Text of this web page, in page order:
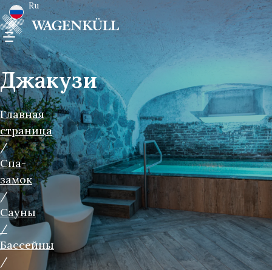
Ru
Джакузи
Главная
страница
/
Спа-
замок
/
Сауны
/
Бассейны
/